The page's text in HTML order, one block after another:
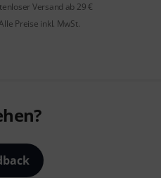
Versand ab 29 €
Preise inkl. MwSt.